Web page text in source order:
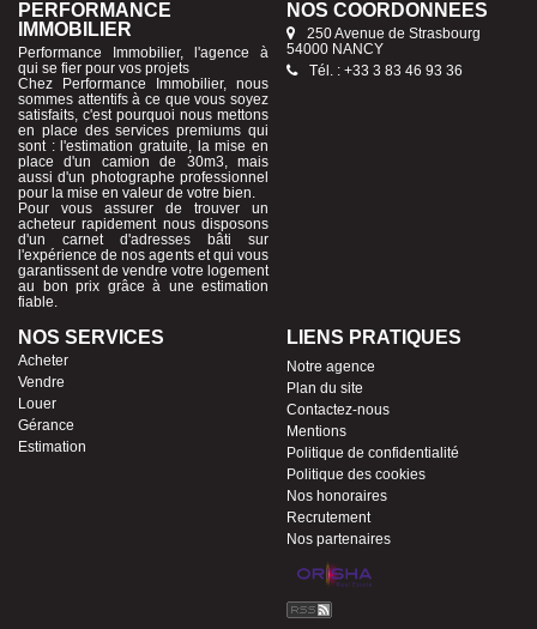
PERFORMANCE
IMMOBILIER
Performance Immobilier, l'agence à
qui se fier pour vos projets
Chez Performance Immobilier, nous
sommes attentifs à ce que vous soyez
satisfaits, c'est pourquoi nous mettons
en place des services premiums qui
sont : l'estimation gratuite, la mise en
place d'un camion de 30m3, mais
aussi d'un photographe professionnel
pour la mise en valeur de votre bien.
Pour vous assurer de trouver un
acheteur rapidement nous disposons
d'un carnet d'adresses bâti sur
l'expérience de nos agents et qui vous
garantissent de vendre votre logement
au bon prix grâce à une estimation
fiable.
NOS COORDONNÉES
250 Avenue de Strasbourg
54000 NANCY
Tél. : +33 3 83 46 93 36
NOS SERVICES
Acheter
Vendre
Louer
Gérance
Estimation
LIENS PRATIQUES
Notre agence
Plan du site
Contactez-nous
Mentions
Politique de confidentialité
Politique des cookies
Nos honoraires
Recrutement
Nos partenaires